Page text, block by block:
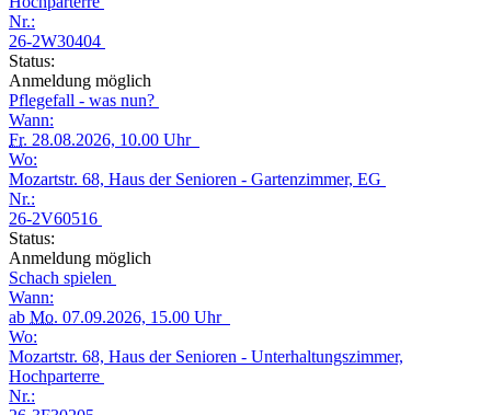
Nr.:
26-2W30404
Status:
Anmeldung möglich
Pflegefall - was nun?
Wann:
Fr. 28.08.2026, 10.00 Uhr
Wo:
Mozartstr. 68, Haus der Senioren - Gartenzimmer, EG
Nr.:
26-2V60516
Status:
Anmeldung möglich
Schach spielen
Wann:
ab Mo. 07.09.2026, 15.00 Uhr
Wo:
Mozartstr. 68, Haus der Senioren - Unterhaltungszimmer,
Hochparterre
Nr.: